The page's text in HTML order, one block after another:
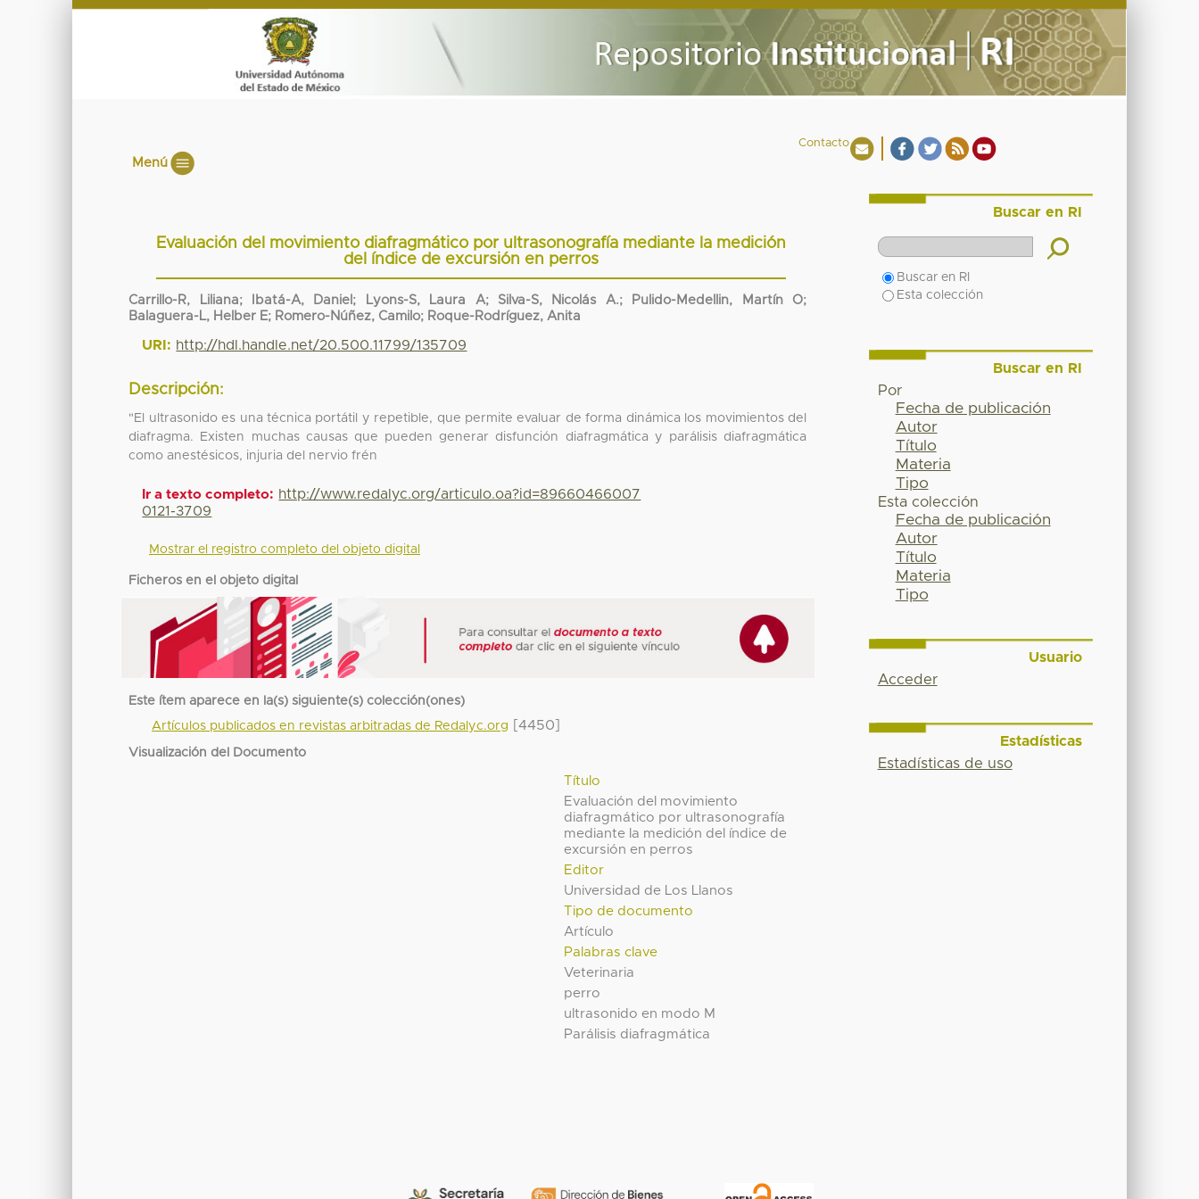
Contacto
Menú
Evaluación del movimiento diafragmático por ultrasonografía mediante la medición
del índice de excursión en perros
Carrillo-R, Liliana; Ibatá-A, Daniel; Lyons-S, Laura A; Silva-S, Nicolás A.; Pulido-Medellin, Martín O;
Balaguera-L, Helber E; Romero-Núñez, Camilo; Roque-Rodríguez, Anita
URI: http://hdl.handle.net/20.500.11799/135709
Descripción:
"El ultrasonido es una técnica portátil y repetible, que permite evaluar de forma dinámica los movimientos del
diafragma. Existen muchas causas que pueden generar disfunción diafragmática y parálisis diafragmática
como anestésicos, injuria del nervio frén
Ir a texto completo: http://www.redalyc.org/articulo.oa?id=89660466007
0121-3709
Mostrar el registro completo del objeto digital
Ficheros en el objeto digital
Este ítem aparece en la(s) siguiente(s) colección(ones)
Artículos publicados en revistas arbitradas de Redalyc.org
[4450]
Visualización del Documento
Título
Evaluación del movimiento
diafragmático por ultrasonografía
mediante la medición del índice de
excursión en perros
Editor
Universidad de Los Llanos
Tipo de documento
Artículo
Palabras clave
Veterinaria
perro
ultrasonido en modo M
Parálisis diafragmática
Buscar en RI
Buscar en RI
Esta colección
Buscar en RI
Por
Fecha de publicación
Autor
Título
Materia
Tipo
Esta colección
Fecha de publicación
Autor
Título
Materia
Tipo
Usuario
Acceder
Estadísticas
Estadísticas de uso